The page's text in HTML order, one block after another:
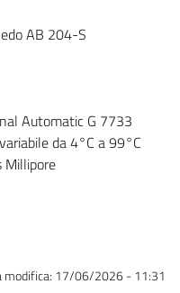
AB 204-S
Automatic G 7733
da 4°C a 99°C
Millipore
modifica: 17/06/2026 - 11:31